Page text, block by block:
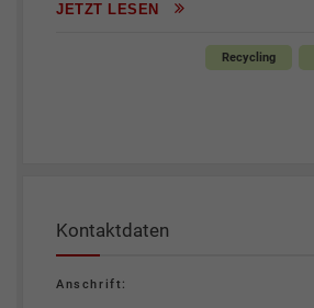
JETZT LESEN
Recycling
Kontaktdaten
Anschrift: